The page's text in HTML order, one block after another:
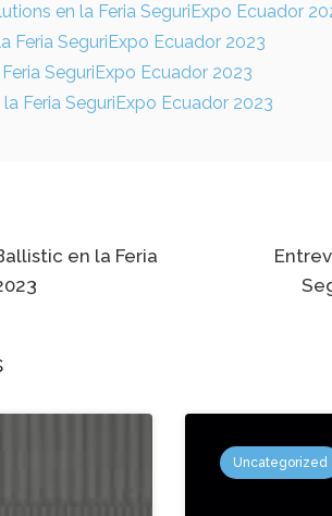
en la Feria SeguriExpo Ecuador
Feria SeguriExpo Ecuador 2023
SeguriExpo Ecuador 2023
Feria SeguriExpo Ecuador 2023
en la Feria
Uncategorized